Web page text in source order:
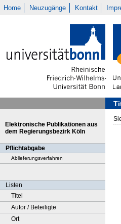
Home Neuzugänge Kontakt
Elektronische Publikationen aus
dem Regierungsbezirk Köln
Pflichtabgabe
Ablieferungsverfahren
Listen
Titel
Autor / Beteiligte
Ort